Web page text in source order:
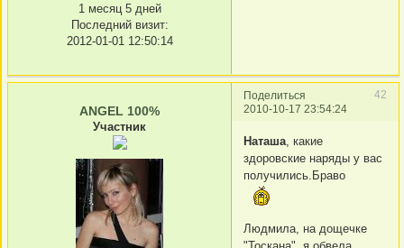
1 месяц 5 дней
Последний визит:
2012-01-01 12:50:14
Поделиться
42
2010-10-17 23:54:24
ANGEL 100%
Участник
Наташа , какие
здоровские наряды у вас
получились.Браво
Людмила, на дощечке